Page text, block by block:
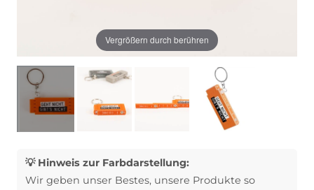
Vergrößern durch berühren
💡 Hinweis zur Farbdarstellung:
Wir geben unser Bestes, unsere Produkte so